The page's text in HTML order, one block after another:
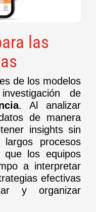
las
de los modelos
de
. Al analizar
de manera
insights sin
procesos
que los equipos
a interpretar
efectivas
y organizar